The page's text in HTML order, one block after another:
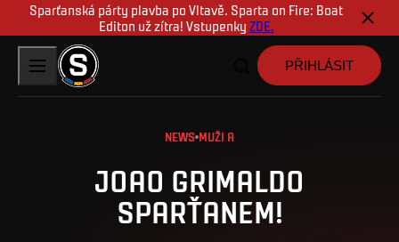
Sparťanská párty plavba po Vltavě. Sparta on Fire: Boat
Editon už zítra! Vstupenky ZDE.
PŘIHLÁSIT
NEWS MUŽI A
JOAO GRIMALDO
SPARŤANEM!